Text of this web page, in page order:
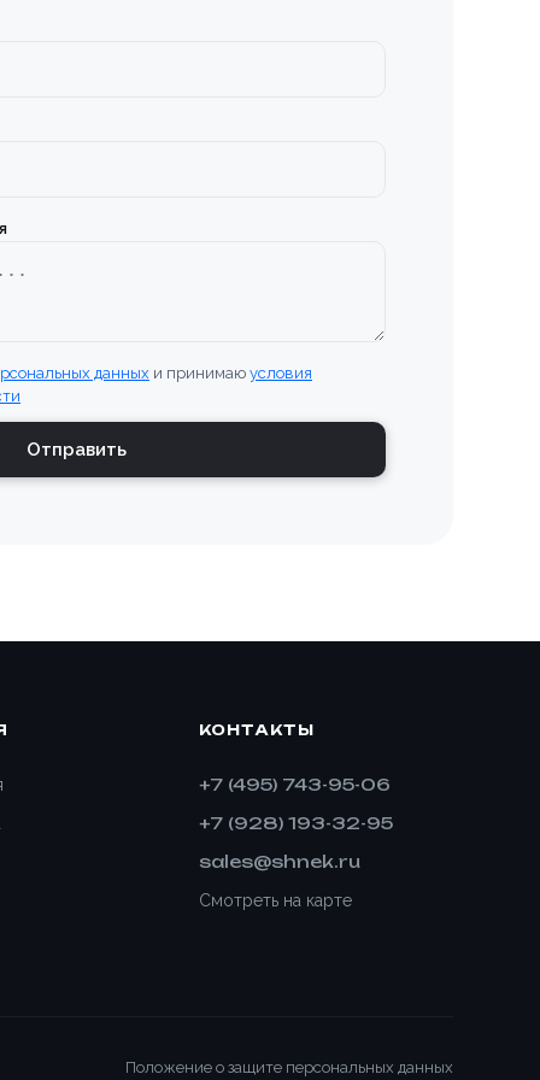
данных и принимаю условия
Отправить
КОНТАКТЫ
+7 (495) 743-95-06
+7 (928) 193-32-95
sales@shnek.ru
Смотреть на карте
Положение о защите персональных данных